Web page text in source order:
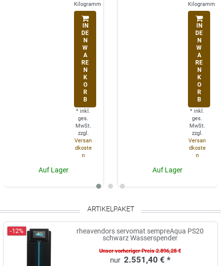
Kilogramm
IN
DE
N
W
A
RE
N
K
O
R
B
* inkl.
ges.
MwSt.
zzgl.
Versan
dkoste
n
Auf Lager
Kilogramm
IN
DE
N
W
A
RE
N
K
O
R
B
* inkl.
ges.
MwSt.
zzgl.
Versan
dkoste
n
Auf Lager
ARTIKELPAKET
-12%
rheavendors servomat sempreAqua PS20
schwarz Wasserspender
Unser vorheriger Preis 2.896,28 €
2.551,40 € *